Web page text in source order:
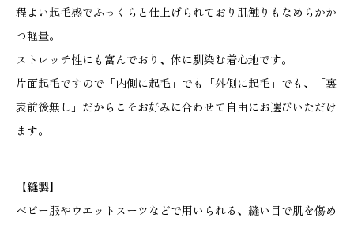
程よい起毛感でふっくらと仕上げられており肌触りもなめらかか
つ軽量。
ストレッチ性にも富んでおり、体に馴染む着心地です。
片面起毛ですので「内側に起毛」でも「外側に起毛」でも、「裏
表前後無し」だからこそお好みに合わせて自由にお選びいただけ
ます。
【縫製】
ベビー服やウエットスーツなどで用いられる、縫い目で肌を傷め